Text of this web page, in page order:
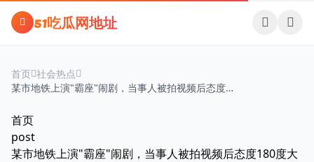
跳过导航
51吃瓜网地址
首页 社会热点
某市地铁上演"霸座"闹剧，当事人被拍视频后态度
首页
post
某市地铁上演"霸座"闹剧，当事人被拍视频后态度180度大